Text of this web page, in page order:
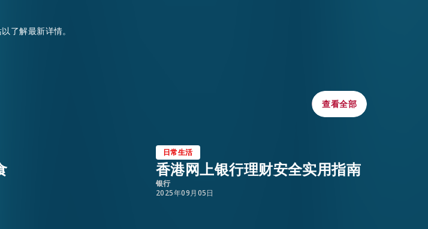
了解最新详情。
查看全部
查看全部
日常生活
香港网上银行理财安全实用指南
银行
2025年09月05日